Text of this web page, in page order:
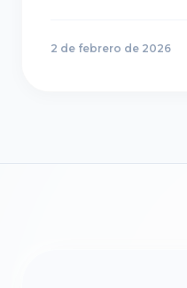
2 de febrero de 2026